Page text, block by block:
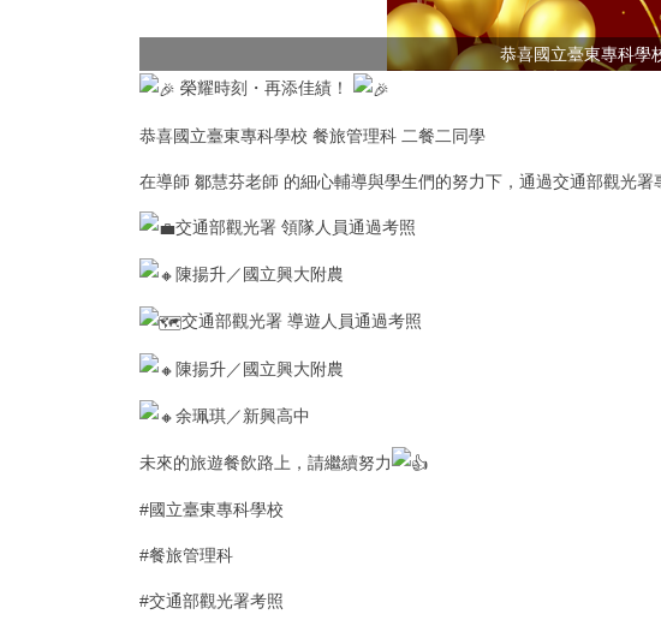
恭喜國立臺東專科學
榮耀時刻・再添佳績！
恭喜國立臺東專科學校 餐旅管理科 二餐二同學
在導師 鄒慧芬老師 的細心輔導與學生們的努力下，通過交通部觀光署
交通部觀光署 領隊人員通過考照
陳揚升／國立興大附農
交通部觀光署 導遊人員通過考照
陳揚升／國立興大附農
余珮琪／新興高中
未來的旅遊餐飲路上，請繼續努力
#國立臺東專科學校
#餐旅管理科
#交通部觀光署考照